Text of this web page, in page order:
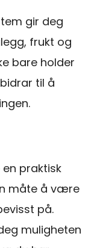
gir deg
frukt og
bare holder
til å
praktisk
måte å være
på.
muligheten